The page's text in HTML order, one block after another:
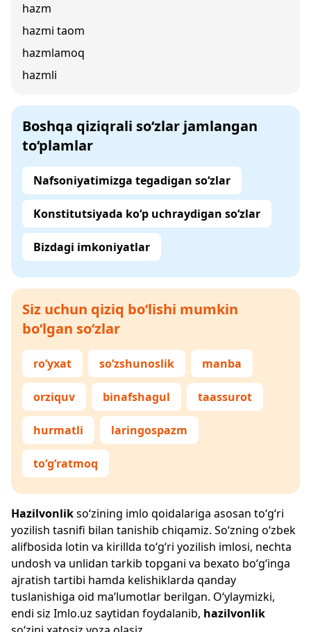
hazm
hazmi taom
hazmlamoq
hazmli
Boshqa qiziqrali so‘zlar jamlangan
to‘plamlar
Nafsoniyatimizga tegadigan so‘zlar
Konstitutsiyada ko‘p uchraydigan so‘zlar
Bizdagi imkoniyatlar
Siz uchun qiziq bo‘lishi mumkin
bo‘lgan so‘zlar
ro‘yxat so‘zshunoslik manba
orziquv binafshagul taassurot
hurmatli laringospazm
to‘g‘ratmoq
Hazilvonlikso‘zining imlo qoidalariga asosan to‘g‘ri
yozilish tasnifi bilan tanishib chiqamiz. So‘zning o‘zbek
alifbosida lotin va kirillda to‘g‘ri yozilish imlosi, nechta
undosh va unlidan tarkib topgani va bexato bo‘g‘inga
ajratish tartibi hamda kelishiklarda qanday
tuslanishiga oid ma’lumotlar berilgan. O‘ylaymizki,
endi siz Imlo.uz saytidan foydalanib, hazilvonlik